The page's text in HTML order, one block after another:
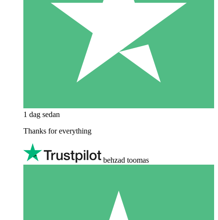
1 dag sedan
Thanks for everything
behzad toomas